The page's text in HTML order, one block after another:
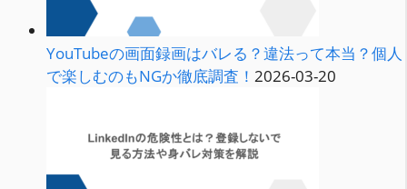
YouTubeの画面録画はバレる？違法って本当？個人
で楽しむのもNGか徹底調査！ 2026-03-20